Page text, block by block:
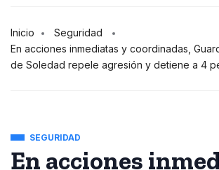
Inicio
Seguridad
En acciones inmediatas y coordinadas,
de Soledad repele agresión y detiene a 4
SEGURIDAD
En acciones